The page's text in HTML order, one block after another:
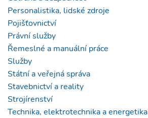
Personalistika, lidské zdroje
Pojišťovnictví
Právní služby
Řemeslné a manuální práce
Služby
Státní a veřejná správa
Stavebnictví a reality
Strojírenství
Technika, elektrotechnika a energetika